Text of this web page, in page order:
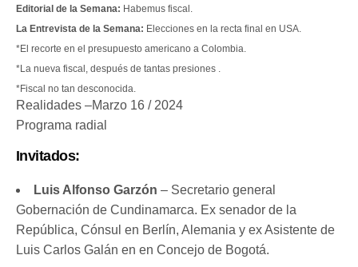
Editorial de la Semana: Habemus fiscal.
La Entrevista de la Semana: Elecciones en la recta final en USA.
*El recorte en el presupuesto americano a Colombia.
*La nueva fiscal, después de tantas presiones .
*Fiscal no tan desconocida.
Realidades –Marzo 16 / 2024
Programa radial
Invitados:
Luis Alfonso Garzón – Secretario general
Gobernación de Cundinamarca. Ex senador de la
República, Cónsul en Berlín, Alemania y ex Asistente de
Luis Carlos Galán en en Concejo de Bogotá.